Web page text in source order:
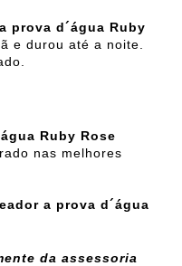
prova d´água Ruby
e durou até a noite.
Ruby Rose
nas melhores
a prova d´água
da assessoria